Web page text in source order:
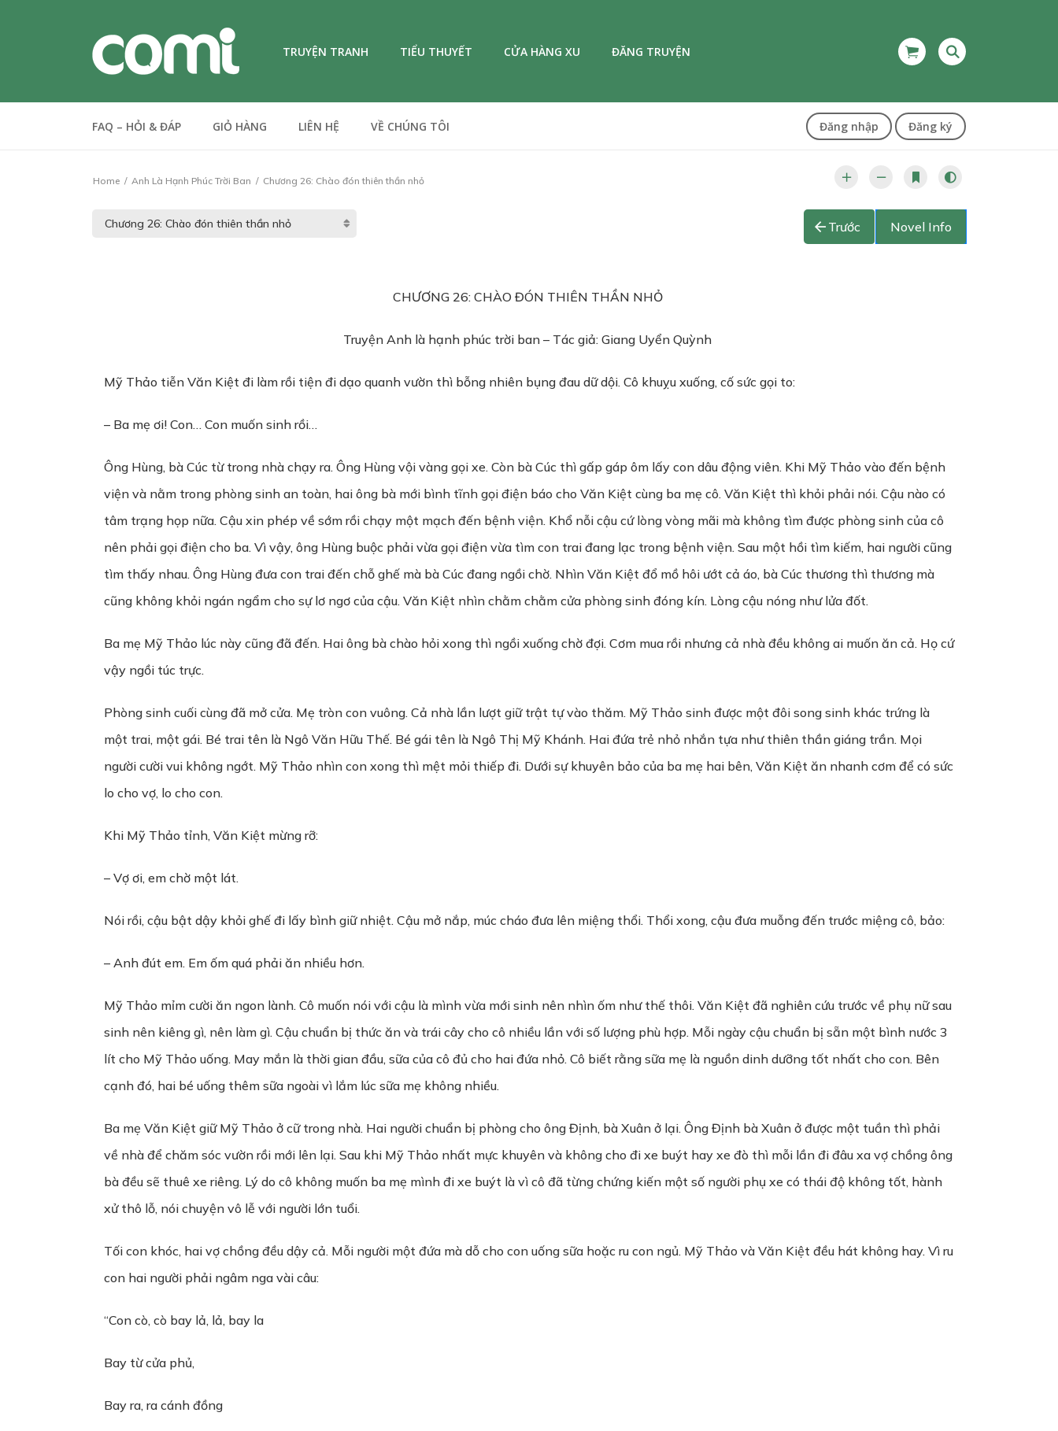
TRUYỆN TRANH TIỂU THUYẾT CỬA HÀNG XU ĐĂNG TRUYỆN
FAQ – HỎI & ĐÁP GIỎ HÀNG LIÊN HỆ VỀ CHÚNG TÔI Đăng nhập Đăng ký
Home Anh Là Hạnh Phúc Trời Ban Chương 26: Chào đón thiên thần nhỏ
Trước Novel Info
CHƯƠNG 26: CHÀO ĐÓN THIÊN THẦN NHỎ
Truyện Anh là hạnh phúc trời ban – Tác giả: Giang Uyển Quỳnh
Mỹ Thảo tiễn Văn Kiệt đi làm rồi tiện đi dạo quanh vườn thì bỗng nhiên bụng đau dữ dội. Cô khuỵu xuống, cố sức gọi to:
– Ba mẹ ơi! Con… Con muốn sinh rồi…
Ông Hùng, bà Cúc từ trong nhà chạy ra. Ông Hùng vội vàng gọi xe. Còn bà Cúc thì gấp gáp ôm lấy con dâu động viên. Khi Mỹ Thảo vào đến bệnh
viện và nằm trong phòng sinh an toàn, hai ông bà mới bình tĩnh gọi điện báo cho Văn Kiệt cùng ba mẹ cô. Văn Kiệt thì khỏi phải nói. Cậu nào có
tâm trạng họp nữa. Cậu xin phép về sớm rồi chạy một mạch đến bệnh viện. Khổ nỗi cậu cứ lòng vòng mãi mà không tìm được phòng sinh của cô
nên phải gọi điện cho ba. Vì vậy, ông Hùng buộc phải vừa gọi điện vừa tìm con trai đang lạc trong bệnh viện. Sau một hồi tìm kiếm, hai người cũng
tìm thấy nhau. Ông Hùng đưa con trai đến chỗ ghế mà bà Cúc đang ngồi chờ. Nhìn Văn Kiệt đổ mồ hôi ướt cả áo, bà Cúc thương thì thương mà
cũng không khỏi ngán ngẩm cho sự lơ ngơ của cậu. Văn Kiệt nhìn chằm chằm cửa phòng sinh đóng kín. Lòng cậu nóng như lửa đốt.
Ba mẹ Mỹ Thảo lúc này cũng đã đến. Hai ông bà chào hỏi xong thì ngồi xuống chờ đợi. Cơm mua rồi nhưng cả nhà đều không ai muốn ăn cả. Họ cứ
vậy ngồi túc trực.
Phòng sinh cuối cùng đã mở cửa. Mẹ tròn con vuông. Cả nhà lần lượt giữ trật tự vào thăm. Mỹ Thảo sinh được một đôi song sinh khác trứng là
một trai, một gái. Bé trai tên là Ngô Văn Hữu Thế. Bé gái tên là Ngô Thị Mỹ Khánh. Hai đứa trẻ nhỏ nhắn tựa như thiên thần giáng trần. Mọi
người cười vui không ngớt. Mỹ Thảo nhìn con xong thì mệt mỏi thiếp đi. Dưới sự khuyên bảo của ba mẹ hai bên, Văn Kiệt ăn nhanh cơm để có sức
lo cho vợ, lo cho con.
Khi Mỹ Thảo tỉnh, Văn Kiệt mừng rỡ:
– Vợ ơi, em chờ một lát.
Nói rồi, cậu bật dậy khỏi ghế đi lấy bình giữ nhiệt. Cậu mở nắp, múc cháo đưa lên miệng thổi. Thổi xong, cậu đưa muỗng đến trước miệng cô, bảo:
– Anh đút em. Em ốm quá phải ăn nhiều hơn.
Mỹ Thảo mỉm cười ăn ngon lành. Cô muốn nói với cậu là mình vừa mới sinh nên nhìn ốm như thế thôi. Văn Kiệt đã nghiên cứu trước về phụ nữ sau
sinh nên kiêng gì, nên làm gì. Cậu chuẩn bị thức ăn và trái cây cho cô nhiều lần với số lượng phù hợp. Mỗi ngày cậu chuẩn bị sẵn một bình nước 3
lít cho Mỹ Thảo uống. May mắn là thời gian đầu, sữa của cô đủ cho hai đứa nhỏ. Cô biết rằng sữa mẹ là nguồn dinh dưỡng tốt nhất cho con. Bên
cạnh đó, hai bé uống thêm sữa ngoài vì lắm lúc sữa mẹ không nhiều.
Ba mẹ Văn Kiệt giữ Mỹ Thảo ở cữ trong nhà. Hai người chuẩn bị phòng cho ông Định, bà Xuân ở lại. Ông Định bà Xuân ở được một tuần thì phải
về nhà để chăm sóc vườn rồi mới lên lại. Sau khi Mỹ Thảo nhất mực khuyên và không cho đi xe buýt hay xe đò thì mỗi lần đi đâu xa vợ chồng ông
bà đều sẽ thuê xe riêng. Lý do cô không muốn ba mẹ mình đi xe buýt là vì cô đã từng chứng kiến một số người phụ xe có thái độ không tốt, hành
xử thô lỗ, nói chuyện vô lễ với người lớn tuổi.
Tối con khóc, hai vợ chồng đều dậy cả. Mỗi người một đứa mà dỗ cho con uống sữa hoặc ru con ngủ. Mỹ Thảo và Văn Kiệt đều hát không hay. Vì ru
con hai người phải ngâm nga vài câu:
“Con cò, cò bay lả, lả, bay la
Bay từ cửa phủ,
Bay ra, ra cánh đồng